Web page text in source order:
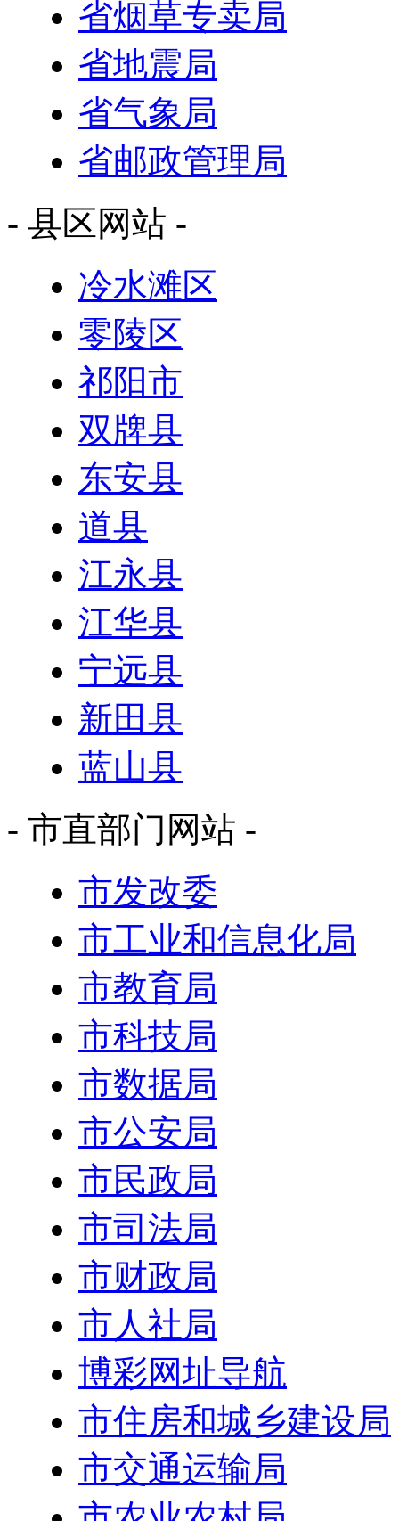
省烟草专卖局
省地震局
省气象局
省邮政管理局
- 县区网站 -
冷水滩区
零陵区
祁阳市
双牌县
东安县
道县
江永县
江华县
宁远县
新田县
蓝山县
- 市直部门网站 -
市发改委
市工业和信息化局
市教育局
市科技局
市数据局
市公安局
市民政局
市司法局
市财政局
市人社局
博彩网址导航
市住房和城乡建设局
市交通运输局